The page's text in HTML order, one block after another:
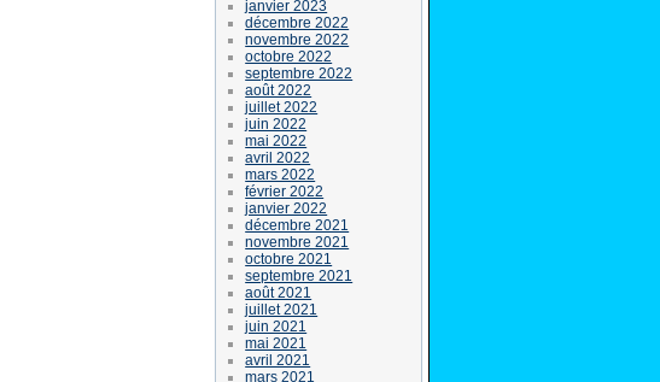
janvier 2023
décembre 2022
novembre 2022
octobre 2022
septembre 2022
août 2022
juillet 2022
juin 2022
mai 2022
avril 2022
mars 2022
février 2022
janvier 2022
décembre 2021
novembre 2021
octobre 2021
septembre 2021
août 2021
juillet 2021
juin 2021
mai 2021
avril 2021
mars 2021